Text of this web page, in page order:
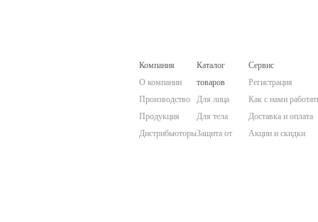
Компания
О компании
Производство
Продукция
Дистрибьюторы
Каталог
товаров
Для лица
Для тела
Защита от
Сервис
Регистрация
Как с нами
Доставка и оплата
Акции и скидки